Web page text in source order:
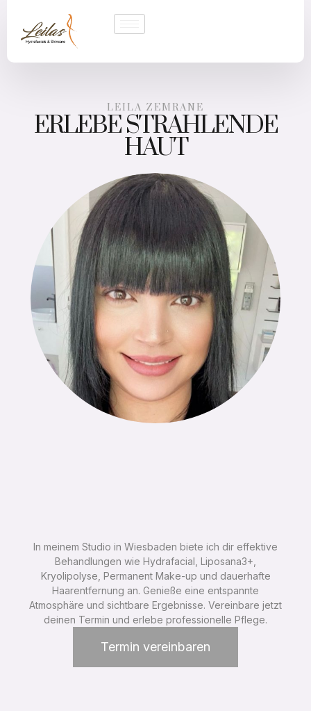
LEILA ZEMRANE
ERLEBE STRAHLENDE
HAUT
In meinem Studio in Wiesbaden biete ich dir effektive
Behandlungen wie Hydrafacial, Liposana3+,
Kryolipolyse, Permanent Make-up und dauerhafte
Haarentfernung an. Genieße eine entspannte
Atmosphäre und sichtbare Ergebnisse. Vereinbare jetzt
deinen Termin und erlebe professionelle Pflege.
Termin vereinbaren